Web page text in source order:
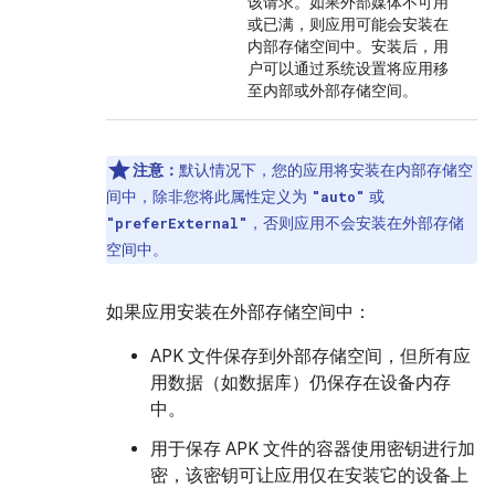
或已满，则应用可能会安装在
内部存储空间中。安装后，用
户可以通过系统设置将应用移
至内部或外部存储空间。
注意： 默认情况下，您的应用将安装在内部存储空
间中，除非您将此属性定义为 "auto" 或
"preferExternal" ，否则应用不会安装在外部存储
空间中。
如果应用安装在外部存储空间中：
APK 文件保存到外部存储空间，但所有应
用数据（如数据库）仍保存在设备内存
中。
用于保存 APK 文件的容器使用密钥进行加
密，该密钥可让应用仅在安装它的设备上